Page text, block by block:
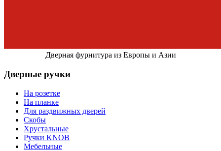
Дверная фурнитура из Европы и Азии
Дверные ручки
На розетке
На планке
Для раздвижных дверей
Скобы
Хрустальные
Ручки KNOB
Мебельные